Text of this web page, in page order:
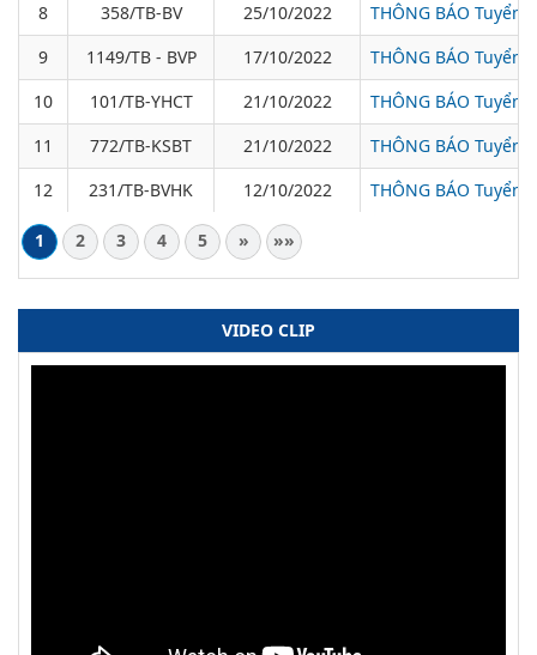
8 358/TB-BV 25/10/2022
THÔNG BÁO Tuyển
9
1149/TB - BVP 17/10/2022
THÔNG BÁO Tuyển
10
101/TB-YHCT 21/10/2022
THÔNG BÁO Tuyển
11
772/TB-KSBT 21/10/2022
THÔNG BÁO Tuyển
12
231/TB-BVHK 12/10/2022 THÔNG BÁO
1 2 3 4 5 » »»
VIDEO CLIP